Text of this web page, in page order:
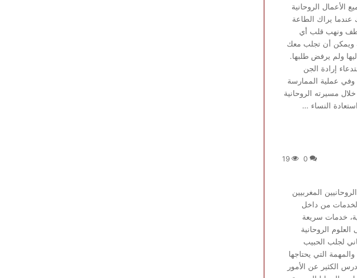
الروحانية
عندما يراك الطاعة
ونهب قلب أي
ويمكن أن تجلب معك
ولم يرفض طلبها.
إرادة الجن
وفي عملية الممارسة
تم حل أكثر من 30 ألف مشكلة خلال مسيرته الروحانية
النساء …
0
19
المغربيين
من داخل
خدمات سريعة
الروحانية
لجلب الحبيب
التي يحتاجها
الكثير عن الأمور